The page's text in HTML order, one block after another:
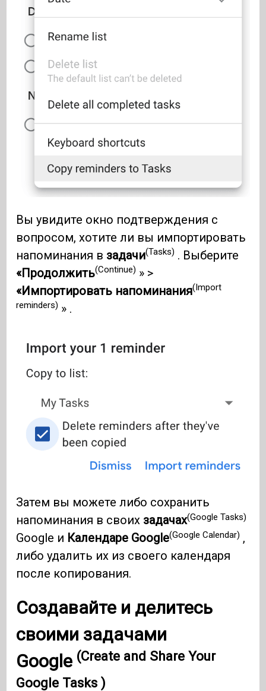
Вы увидите окно подтверждения с
вопросом, хотите ли вы импортировать
напоминания в задачи(Tasks) . Выберите
«Продолжить(Continue) » >
«Импортировать напоминания(Import
reminders) » .
Затем вы можете либо сохранить
напоминания в своих задачах(Google Tasks)
Google и Календаре Google(Google Calendar) ,
либо удалить их из своего календаря
после копирования.
Создавайте и делитесь
своими задачами
Google (Create and Share Your
Google Tasks )